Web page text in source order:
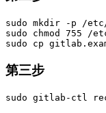
sudo mkdir -p /
sudo chmod 755 /
sudo cp
第三步
sudo gitlab-ctl